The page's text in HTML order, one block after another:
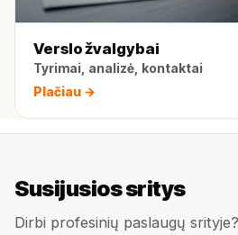
Verslo žvalgybai
Tyrimai, analizė, kontaktai
Plačiau →
Susijusios sritys
Dirbi profesinių paslaugų